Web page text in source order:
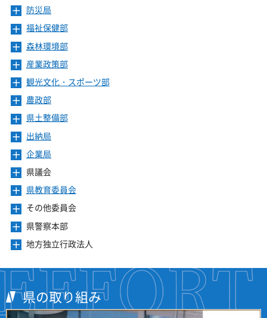
す
き
ま
す
開
き
ま
す
ー
開
き
ま
す
ニ
ュ
ー
を
開
き
ま
す
メ
ニ
ュ
ー
を
開
き
ま
す
防災局
メ
ニ
ュ
ー
を
開
き
ま
す
福祉保健部
メ
ニ
ュ
ー
を
開
き
ま
す
森林環境部
メ
ニ
ュ
ー
開
き
ま
す
産業政策部
メ
ニ
ュ
ー
を
開
き
ま
す
観光文化・スポーツ部
メ
ニ
ュ
ー
を
開
き
ま
す
農政部
メ
ニ
ュ
ー
を
開
き
ま
す
県土整備部
メ
ニ
ュ
ー
を
開
き
ま
す
出納局
メ
ニ
ュ
ー
開
き
ま
す
企業局
メ
ニ
ュ
ー
を
開
き
ま
県議会
メ
ニ
ュ
ー
を
開
ま
県教育委員会
メ
ニ
ュ
ー
を
開
ま
す
その他委員会
メ
ニ
ュ
を
き
ま
県警察本部
メ
ュ
を
開
き
地方独立行政法人
県の取り組み